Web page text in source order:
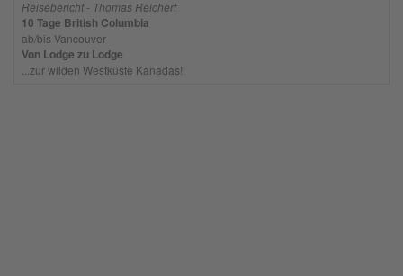
Reisebericht - Thomas Reichert
10 Tage British Columbia
ab/bis Vancouver
Von Lodge zu Lodge
...zur wilden Westküste Kanadas!